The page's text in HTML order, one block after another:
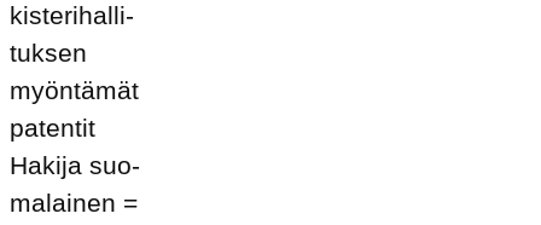
kis­te­ri­hal­li­
tuk­sen
myön­tä­mät
pa­ten­tit
Ha­ki­ja suo­
ma­lai­nen =